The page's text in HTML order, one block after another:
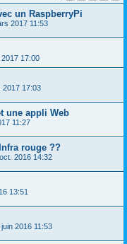
un RaspberryPi
2017 11:53
17:00
2017 17:03
une appli Web
11:27
rouge ??
2016 14:32
13:51
2016 11:53